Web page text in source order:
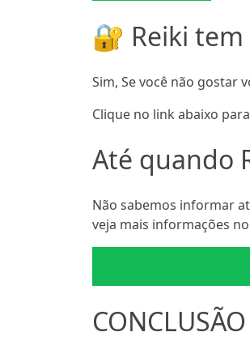
🔐 Reiki
Sim, Se você não gostar
Clique no link abaixo
Até quando
Não sabemos informar
veja mais informações
CONCLUSÃO